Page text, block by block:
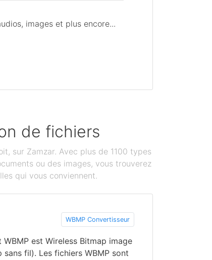
images et plus encore...
de fichiers
sur Zamzar. Avec plus de 1100 types
ou des images, vous trouverez
qui vous conviennent.
WBMP Convertisseur
est Wireless Bitmap image
fil). Les fichiers WBMP sont